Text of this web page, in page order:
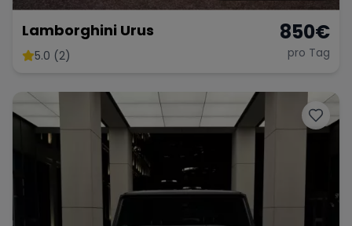
Lamborghini Urus
5.0 (2)
850€
pro Tag